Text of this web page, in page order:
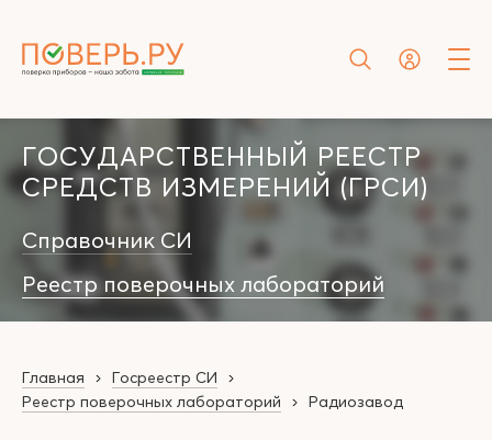
ГОСУДАРСТВЕННЫЙ РЕЕСТР
СРЕДСТВ ИЗМЕРЕНИЙ (ГРСИ)
Справочник СИ
Реестр поверочных лабораторий
Главная
Госреестр СИ
Реестр поверочных лабораторий
Радиозавод